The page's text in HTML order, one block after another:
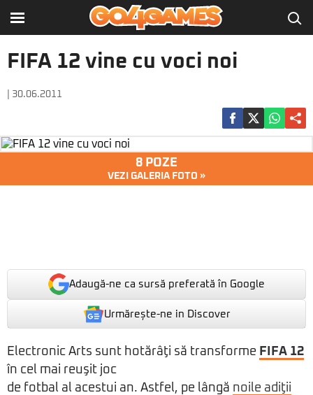
FIFA 12 vine cu voci noi
| 30.06.2011
8 POZE
VEZI GALERIA FOTO »
Adaugă-ne ca sursă preferată în Google
Urmărește-ne in Discover
Electronic Arts sunt hotărâţi să transforme FIFA 12
în cel mai reuşit joc
de fotbal al acestui an. Astfel, pe lângă noile adiţii